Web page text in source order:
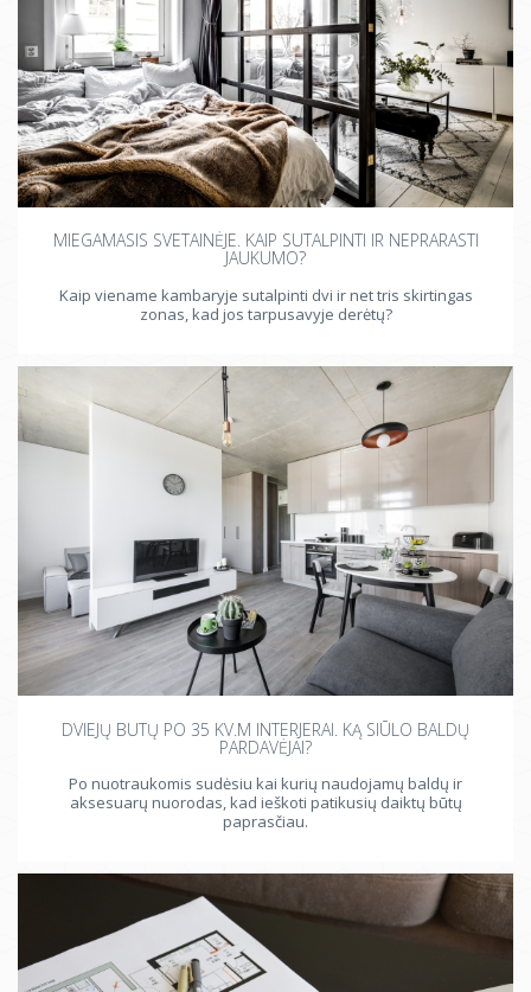
MIEGAMASIS SVETAINĖJE. KAIP SUTALPINTI IR NEPRARASTI
JAUKUMO?
Kaip viename kambaryje sutalpinti dvi ir net tris skirtingas
zonas, kad jos tarpusavyje derėtų?
DVIEJŲ BUTŲ PO 35 KV.M INTERJERAI. KĄ SIŪLO BALDŲ
PARDAVĖJAI?
Po nuotraukomis sudėsiu kai kurių naudojamų baldų ir
aksesuarų nuorodas, kad ieškoti patikusių daiktų būtų
paprasčiau.